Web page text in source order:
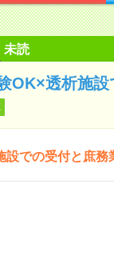
未読
OK×透析施
設での受付と庶務